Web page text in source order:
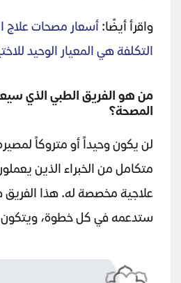
واقرأ أيضًا: أسعار مصحات علاج
التكلفة هي المعيار الوحيد
من هو الفريق الطبي الذي
المصحة؟
لن يكون وحيداً أو متروكاً
متكامل من الخبراء الذين
علاجية مخصصة له. هذا الفريق
ستدعمه في كل خطوة،